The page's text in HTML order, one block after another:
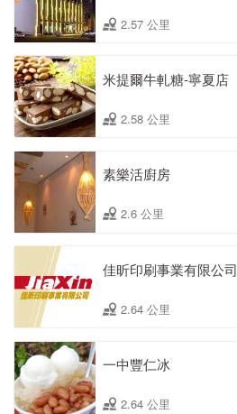
2.57 公里
米提爾牛軋糖-寧夏店
2.58 公里
素樂活廚房
2.6 公里
佳昕印刷事業有限公司
2.64 公里
一中豐仁冰
2.64 公里